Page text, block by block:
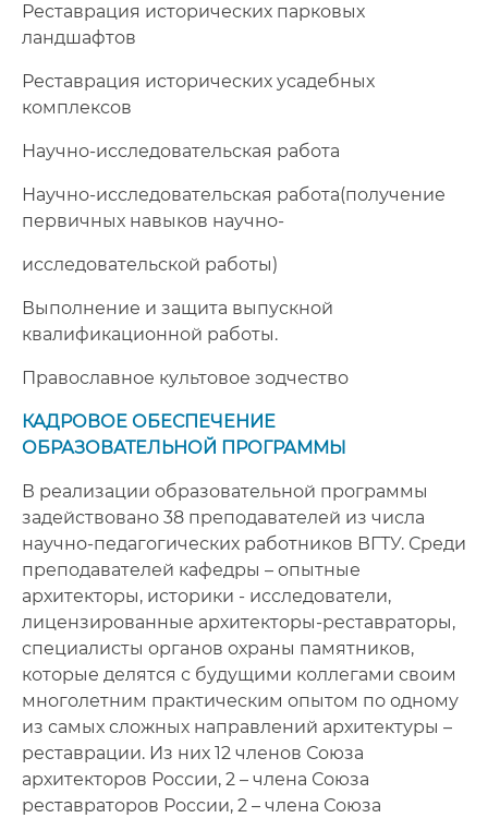
Реставрация исторических парковых
ландшафтов
Реставрация исторических усадебных
комплексов
Научно-исследовательская работа
Научно-исследовательская работа(получение
первичных навыков научно-
исследовательской работы)
Выполнение и защита выпускной
квалификационной работы.
Православное культовое зодчество
КАДРОВОЕ ОБЕСПЕЧЕНИЕ
ОБРАЗОВАТЕЛЬНОЙ ПРОГРАММЫ
В реализации образовательной программы
задействовано 38 преподавателей из числа
научно-педагогических работников ВГТУ. Среди
преподавателей кафедры – опытные
архитекторы, историки - исследователи,
лицензированные архитекторы-реставраторы,
специалисты органов охраны памятников,
которые делятся с будущими коллегами своим
многолетним практическим опытом по одному
из самых сложных направлений архитектуры –
реставрации. Из них 12 членов Союза
архитекторов России, 2 – члена Союза
реставраторов России, 2 – члена Союза